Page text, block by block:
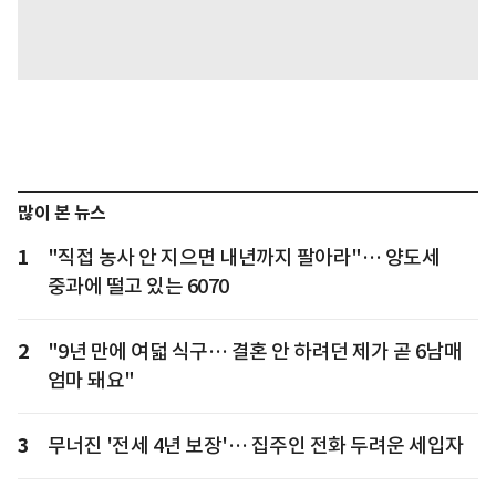
많이 본 뉴스
1
"직접 농사 안 지으면 내년까지 팔아라"… 양도세
중과에 떨고 있는 6070
2
"9년 만에 여덟 식구… 결혼 안 하려던 제가 곧 6남매
엄마 돼요"
3 무너진 '전세 4년 보장'… 집주인 전화 두려운 세입자